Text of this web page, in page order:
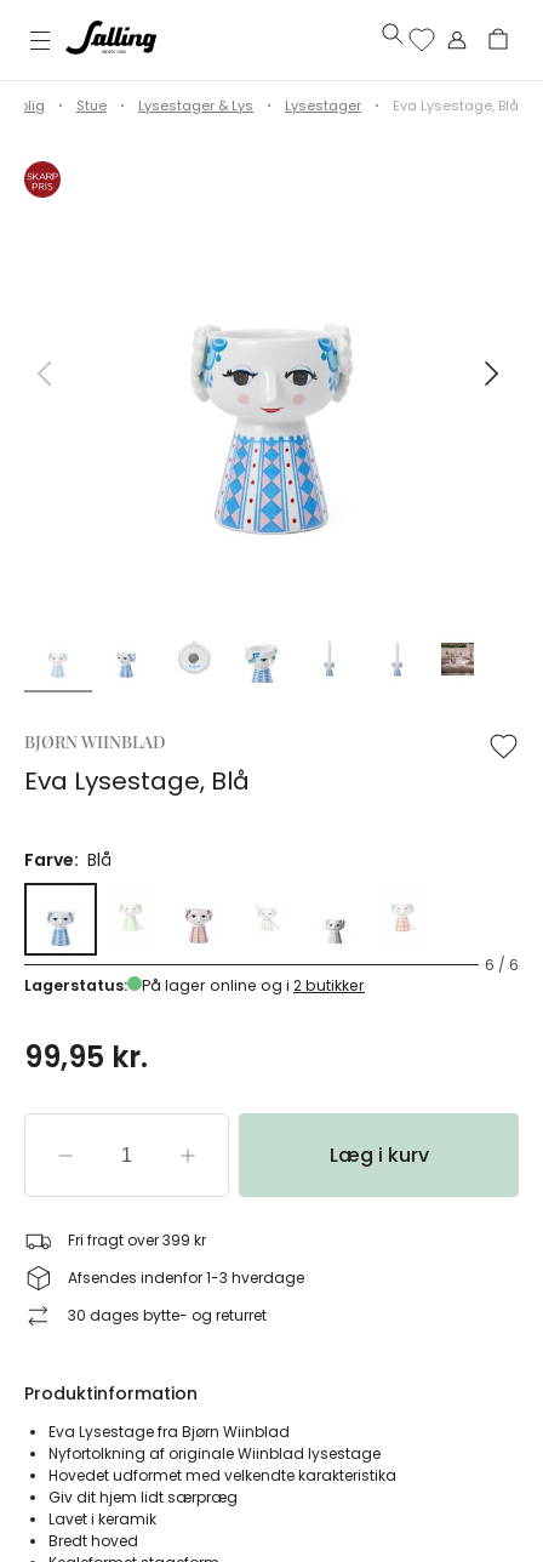
Bolig Stue Lysestager & Lys Lysestager Eva Lysestage, Blå
BJØRN WIINBLAD
Eva Lysestage, Blå
Farve: Blå
6 / 6
Lagerstatus:
På lager online og i 2 butikker
99,95 kr.
Læg i kurv
Fri fragt over 399 kr
Afsendes indenfor 1-3 hverdage
30 dages bytte- og returret
Produktinformation
Eva Lysestage fra Bjørn Wiinblad
Nyfortolkning af originale Wiinblad lysestage
Hovedet udformet med velkendte karakteristika
Giv dit hjem lidt særpræg
Lavet i keramik
Bredt hoved